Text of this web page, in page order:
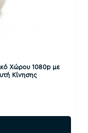
Χώρου 1080p με
Κίνησης